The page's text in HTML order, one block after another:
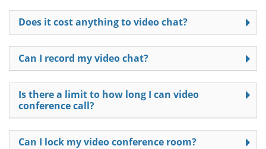
Does it cost anything to video chat?
Can I record my video chat?
Is there a limit to how long I can video
conference call?
Can I lock my video conference room?